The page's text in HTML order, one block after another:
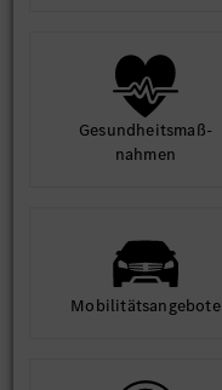
Gesund­heits­maß­
nahmen
Mobilitäts­angebote